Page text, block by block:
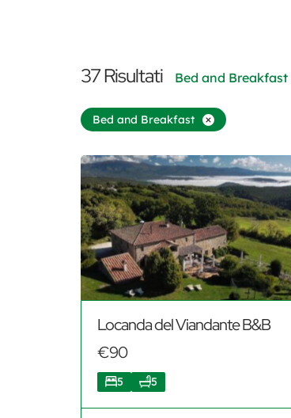
37Risultati Bed and Breakfast
Bed and Breakfast
Locanda del Viandante B&B
€90
5 5